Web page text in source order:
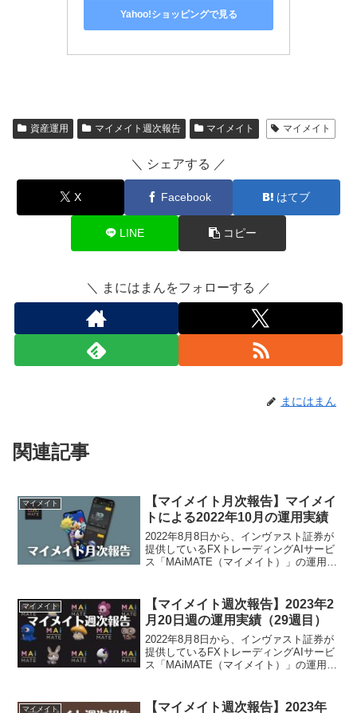
Yahoo!ショッピングで見る
資産運用 マイメイト週次報告 マイメイト マイメイト
＼ シェアする ／
X Facebook はてブ
LINE コピー
＼ まにはまんをフォローする ／
まにはまん
関連記事
マイメイト
【マイメイト月次報告】マイメイ
トによる2022年10月の運用実績
2022年8月8日から、インヴァスト証券が
提供しているFXトレーディングAIサービ
ス「MAiMATE（マイメイト）」の運用を
にはまんマイメイトによる2022年10...
マイメイト
【マイメイト週次報告】2023年2
月20日週の運用実績（29週目）
2022年8月8日から、インヴァスト証券が
提供しているFXトレーディングAIサービ
ス「MAiMATE（マイメイト）」の運用を
ざいました。マイメイト運用実績（...
マイメイト
【マイメイト週次報告】2023年